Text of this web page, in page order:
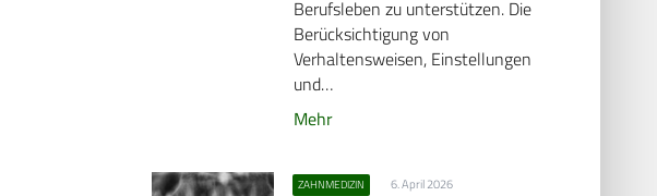
Berufsleben zu unterstützen. Die
Berücksichtigung von
Verhaltensweisen, Einstellungen
und…
Mehr
ZAHNMEDIZIN 6. April 2026